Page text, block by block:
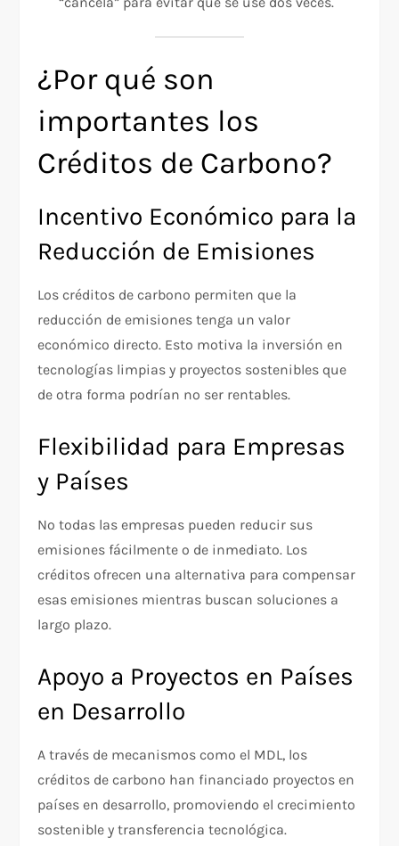
¿Por qué son
importantes los
Créditos de Carbono?
Incentivo Económico para la
Reducción de Emisiones
Los créditos de carbono permiten que la
reducción de emisiones tenga un valor
económico directo. Esto motiva la inversión en
tecnologías limpias y proyectos sostenibles que
de otra forma podrían no ser rentables.
Flexibilidad para Empresas
y Países
No todas las empresas pueden reducir sus
emisiones fácilmente o de inmediato. Los
créditos ofrecen una alternativa para compensar
esas emisiones mientras buscan soluciones a
largo plazo.
Apoyo a Proyectos en Países
en Desarrollo
A través de mecanismos como el MDL, los
créditos de carbono han financiado proyectos en
países en desarrollo, promoviendo el crecimiento
sostenible y transferencia tecnológica.